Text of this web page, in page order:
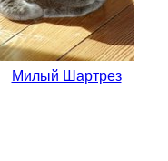
Милый Шартрез